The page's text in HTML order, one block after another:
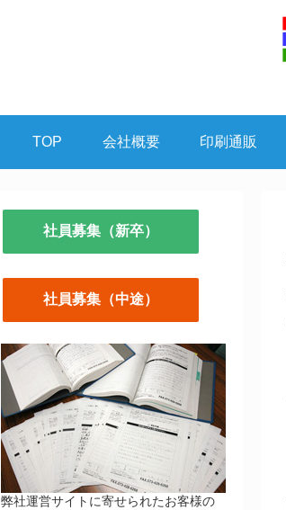
TOP 会社概要 印刷通販
社員募集（新卒）
社員募集（中途）
弊社運営サイトに寄せられたお客様の